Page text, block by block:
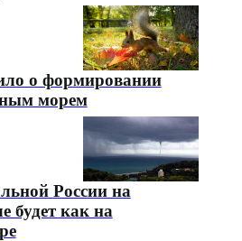
о формировании
морем
России на
будет как на